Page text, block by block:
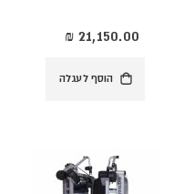
הוסף לעגלה